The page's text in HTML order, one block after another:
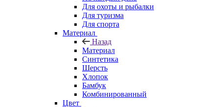
Для охоты и рыбалки
Для туризма
Для спорта
Материал
Назад
Материал
Синтетика
Шерсть
Хлопок
Бамбук
Комбинированный
Цвет